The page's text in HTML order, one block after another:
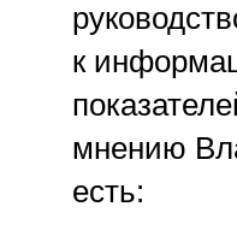
к
мнению
есть: